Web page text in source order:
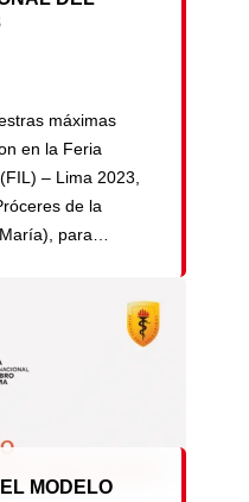
máximas
en la Feria
– Lima 2023,
de la
para
rector de
Yesenia […]
MODELO